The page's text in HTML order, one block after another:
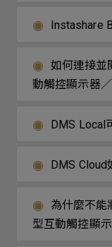
Instashare
如何連接並
動觸控顯示器
DMS Local
DMS
為什麼不能
型互動觸控顯